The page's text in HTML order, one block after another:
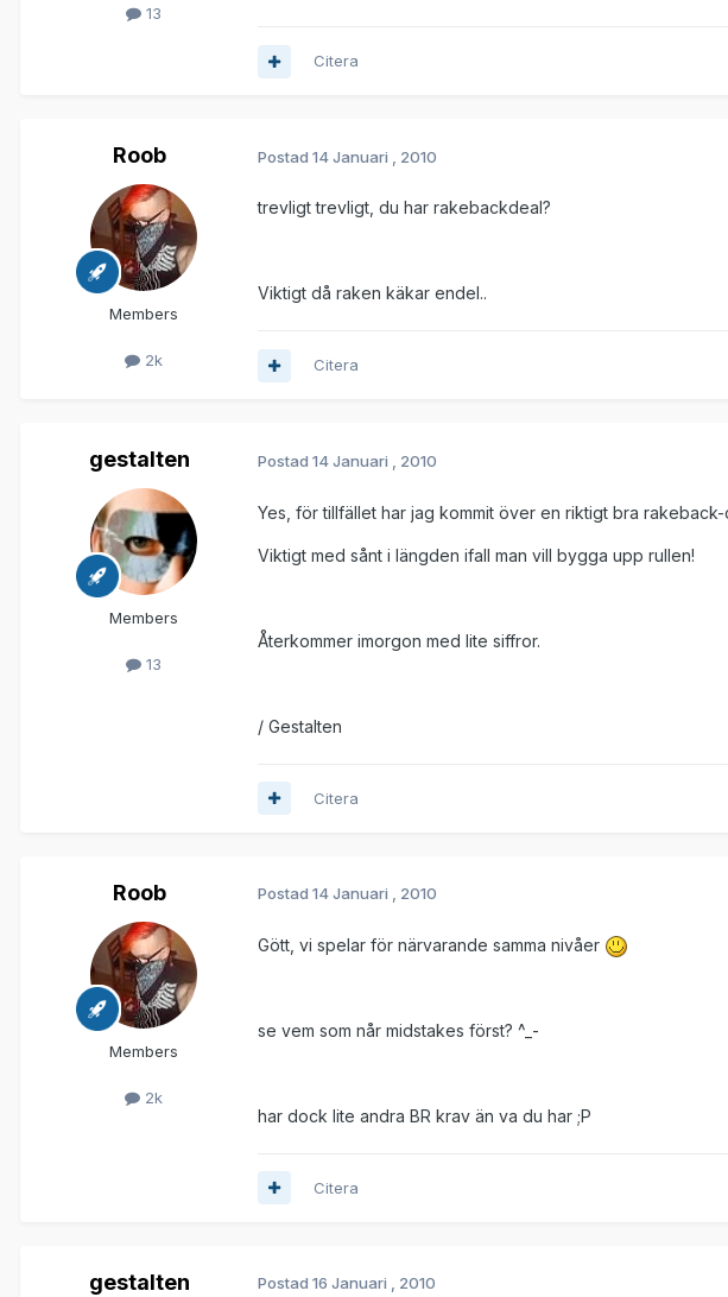
13
Citera
Roob
Members
2k
Postad 14 Januari , 2010
trevligt trevligt, du har rakebackdeal?
Viktigt då raken käkar endel..
Citera
gestalten
Members
13
Postad 14 Januari , 2010
Yes, för tillfället har jag kommit över en riktigt bra
Viktigt med sånt i längden ifall man vill bygga upp rullen!
Återkommer imorgon med lite siffror.
/ Gestalten
Citera
Roob
Members
2k
Postad 14 Januari , 2010
Gött, vi spelar för närvarande samma nivåer
se vem som når midstakes först? ^_-
har dock lite andra BR krav än va du har ;P
Citera
gestalten Postad 16 Januari , 2010